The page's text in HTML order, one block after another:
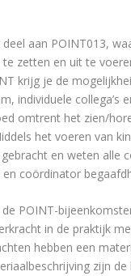
aan POINT013,
zetten en uit te
krijg je de
individuele collega’s
omtrent het zien/
het voeren van
en weten alle
coördinator
POINT-
in de praktijk
hebben een
zijn